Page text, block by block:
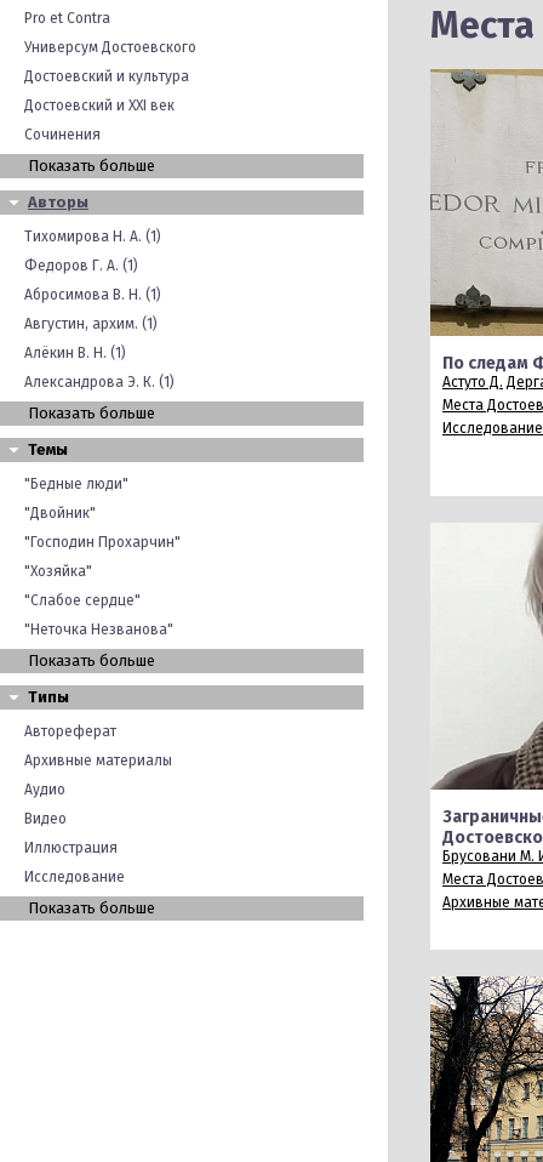
Pro et Contra
Универсум Достоевского
Достоевский и культура
Достоевский и XXI век
Сочинения
Показать больше
Авторы
Тихомирова Н. А. (1)
Федоров Г. А. (1)
Абросимова В. Н. (1)
Августин, архим. (1)
Алёкин В. Н. (1)
Александрова Э. К. (1)
Показать больше
Темы
"Бедные люди"
"Двойник"
"Господин Прохарчин"
"Хозяйка"
"Слабое сердце"
"Неточка Незванова"
Показать больше
Типы
Автореферат
Архивные материалы
Аудио
Видео
Иллюстрация
Исследование
Показать больше
Места
По следам
Астуто Д.
Места
Исследование
Брусовани М.
Места
Архивные